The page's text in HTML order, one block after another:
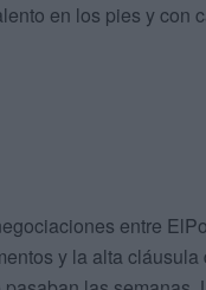
en los pies y con
entre
y la alta